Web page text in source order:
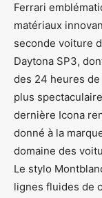
Ferrari
matériaux
seconde voiture
Daytona SP3,
des 24 heures de
plus
dernière Icona
donné à la
domaine des
Le stylo
lignes fluides de